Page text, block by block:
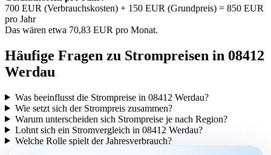
700 EUR (Verbrauchskosten) + 150 EUR (Grundpreis) = 850 EUR
pro Jahr
Das wären etwa 70,83 EUR pro Monat.
Häufige Fragen zu Strompreisen in 08412
Werdau
Was beeinflusst die Strompreise in 08412 Werdau?
Wie setzt sich der Strompreis zusammen?
Warum unterscheiden sich Strompreise je nach Region?
Lohnt sich ein Stromvergleich in 08412 Werdau?
Welche Rolle spielt der Jahresverbrauch?